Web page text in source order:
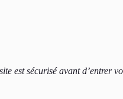
est sécurisé avant d’entrer